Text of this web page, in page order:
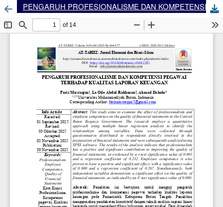
PENGARUH PROFESIONALISME DAN KOMPETENSI PEGAWAI TERHADAP KUALITAS LAPORAN KEUANGAN